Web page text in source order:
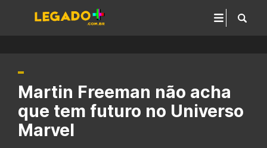
Martin Freeman não acha
que tem futuro no Universo
Marvel